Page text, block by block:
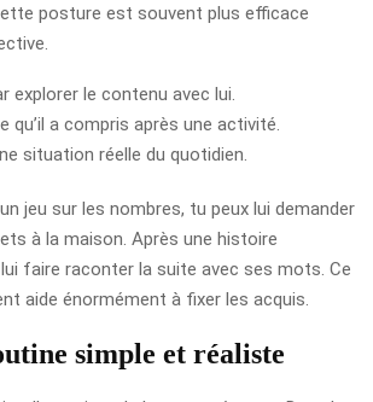
posture est souvent plus efficace
explorer le contenu avec lui.
qu’il a compris après une activité.
situation réelle du quotidien.
jeu sur les nombres, tu peux lui demander
à la maison. Après une histoire
faire raconter la suite avec ses mots. Ce
aide énormément à fixer les acquis.
simple et réaliste